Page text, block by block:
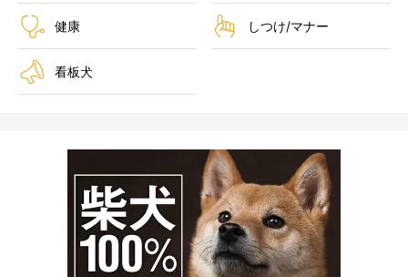
健康 しつけ/マナー
看板犬